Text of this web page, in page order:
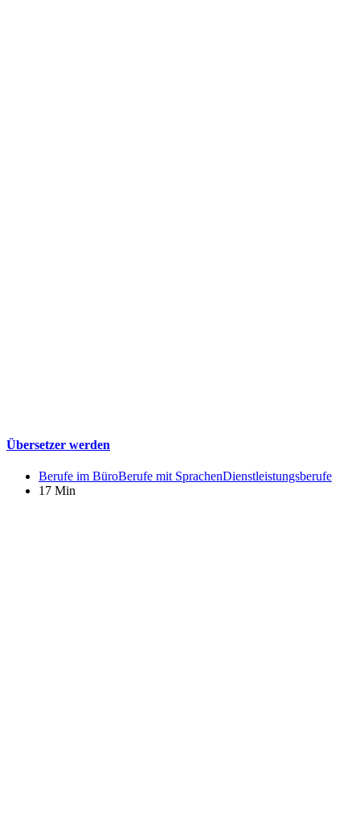
Übersetzer werden
Berufe im BüroBerufe mit SprachenDienstleistungsberufe
17 Min